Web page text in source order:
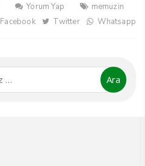
Yorum Yap
memuzin
Facebook Twitter Whatsapp
Ara